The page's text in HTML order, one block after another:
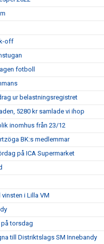
off
fotboll
ur belastningsregistret
5280 kr samlade vi ihop
inomhus från 23/12
BK:s medlemmar
på ICA Supermarket
vinsten i Lilla VM
torsdag
till Distriktslags SM Innebandy